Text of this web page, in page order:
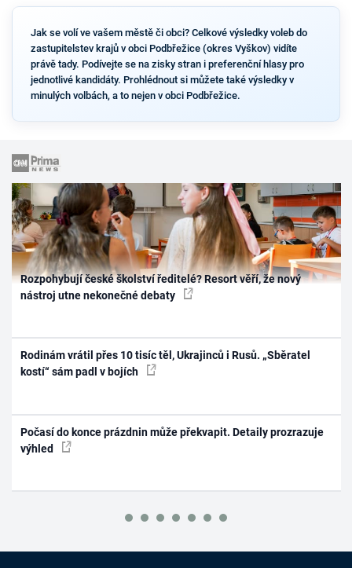
Jak se volí ve vašem městě či obci? Celkové výsledky voleb do
zastupitelstev krajů v obci Podbřežice (okres Vyškov) vidíte
právě tady. Podívejte se na zisky stran i preferenční hlasy pro
jednotlivé kandidáty. Prohlédnout si můžete také výsledky v
minulých volbách, a to nejen v obci Podbřežice.
Rozpohybují české školství ředitelé? Resort věří, že nový
nástroj utne nekonečné debaty
Rodinám vrátil přes 10 tisíc těl, Ukrajinců i Rusů. „Sběratel
kostí“ sám padl v bojích
Počasí do konce prázdnin může překvapit. Detaily prozrazuje
výhled